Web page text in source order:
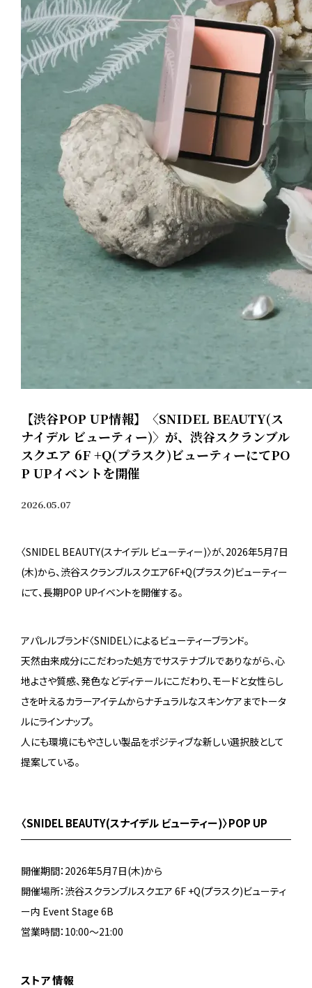
【渋谷POP UP情報】〈SNIDEL BEAUTY(ス
ナイデル ビューティー)〉が、渋谷スクランブル
スクエア 6F +Q(プラスク)ビューティーにてPO
P UPイベントを開催
2026.05.07
〈SNIDEL BEAUTY(スナイデル ビューティー)〉が、2026年5月7日
(木)から、渋谷スクランブルスクエア6F+Q(プラスク)ビューティー
にて、長期POP UPイベントを開催する。
アパレルブランド〈SNIDEL〉によるビューティーブランド。
天然由来成分にこだわった処方でサステナブルでありながら、心
地よさや質感、発色などディテールにこだわり、モードと女性らし
さを叶えるカラーアイテムからナチュラルなスキンケアまでトータ
ルにラインナップ。
人にも環境にもやさしい製品をポジティブな新しい選択肢として
提案している。
〈SNIDEL BEAUTY(スナイデル ビューティー)〉POP UP
開催期間：2026年5月7日(木)から
開催場所：渋谷スクランブルスクエア 6F +Q(プラスク)ビューティ
ー内 Event Stage 6B
営業時間：10:00～21:00
ストア情報